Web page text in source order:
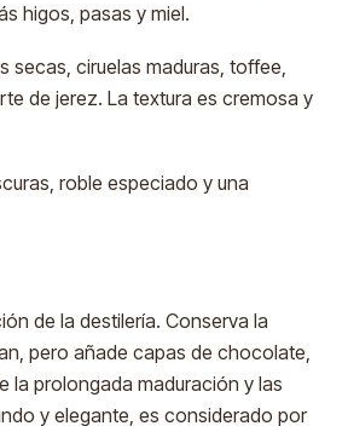
higos, pasas y miel.
ciruelas maduras, toffee,
de jerez. La textura es cremosa y
roble especiado y una
de la destilería. Conserva la
pero añade capas de chocolate,
la prolongada maduración y las
y elegante, es considerado por